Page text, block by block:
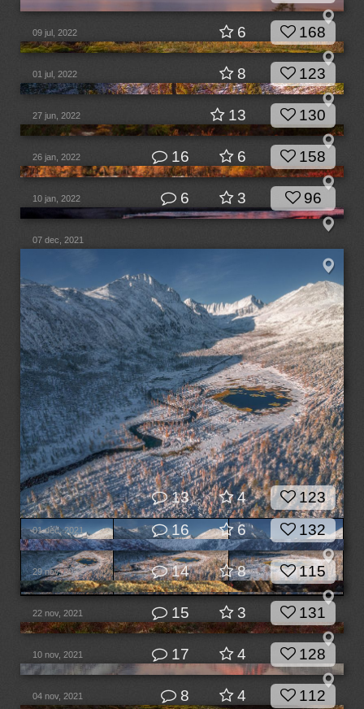
09 jul, 2022 6 168
01 jul, 2022 8 123
27 jun, 2022 13 130
26 jan, 2022 16 6 158
10 jan, 2022 6 3 96
07 dec, 2021
13 4 123
01 dec, 2021 16 6 132
29 nov, 2021 14 8 115
22 nov, 2021 15 3 131
10 nov, 2021 17 4 128
04 nov, 2021 8 4 112